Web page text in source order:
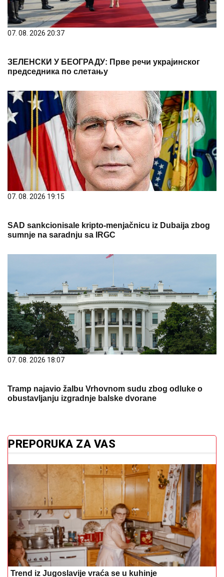
07. 08. 2026 20:37
ЗЕЛЕНСКИ У БЕОГРАДУ: Прве речи украјинског
председника по слетању
07. 08. 2026 19:15
SAD sankcionisale kripto-menjačnicu iz Dubaija zbog
sumnje na saradnju sa IRGC
07. 08. 2026 18:07
Tramp najavio žalbu Vrhovnom sudu zbog odluke o
obustavljanju izgradnje balske dvorane
PREPORUKA ZA VAS
Trend iz Jugoslavije vraća se u kuhinje